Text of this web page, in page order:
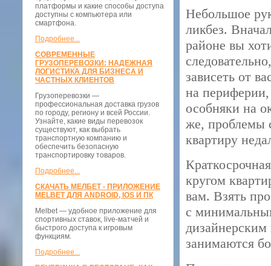
платформы и какие способы доступа
доступны с компьютера или
смартфона.
Подробнее...
СОВРЕМЕННЫЕ
ГРУЗОПЕРЕВОЗКИ: НАДЕЖНАЯ
ЛОГИСТИКА ДЛЯ БИЗНЕСА И
ЧАСТНЫХ КЛИЕНТОВ
Грузоперевозки —
профессиональная доставка грузов
по городу, региону и всей России.
Узнайте, какие виды перевозок
существуют, как выбрать
транспортную компанию и
обеспечить безопасную
транспортировку товаров.
Подробнее...
СКАЧАТЬ МЕЛБЕТ - ПРИЛОЖЕНИЕ
MELBET ДЛЯ ANDROID, IOS И ПК
Melbet — удобное приложение для
спортивных ставок, live-матчей и
быстрого доступа к игровым
функциям.
Подробнее...
Небольшое
ликбез.
районе вы
зависеть от
на
особняки на
же, проблемы
квартиру
кругом
вам. Взять
с
занимаются